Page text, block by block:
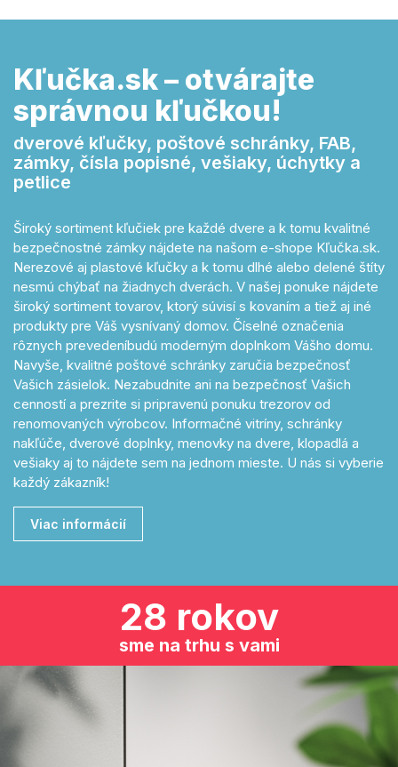
Kľučka.sk – otvárajte
správnou kľučkou!
dverové kľučky, poštové schránky, FAB,
zámky, čísla popisné, vešiaky, úchytky a
petlice
Široký sortiment kľučiek pre každé dvere a k tomu kvalitné
bezpečnostné zámky nájdete na našom e-shope Kľučka.sk.
Nerezové aj plastové kľučky a k tomu dlhé alebo delené štíty
nesmú chýbať na žiadnych dverách. V našej ponuke nájdete
široký sortiment tovarov, ktorý súvisí s kovaním a tiež aj iné
produkty pre Váš vysnívaný domov. Číselné označenia
rôznych prevedeníbudú moderným doplnkom Vášho domu.
Navyše, kvalitné poštové schránky zaručia bezpečnosť
Vašich zásielok. Nezabudnite ani na bezpečnosť Vašich
cenností a prezrite si pripravenú ponuku trezorov od
renomovaných výrobcov. Informačné vitríny, schránky
nakľúče, dverové doplnky, menovky na dvere, klopadlá a
vešiaky aj to nájdete sem na jednom mieste. U nás si vyberie
každý zákazník!
Viac informácií
28 rokov
sme na trhu s vami